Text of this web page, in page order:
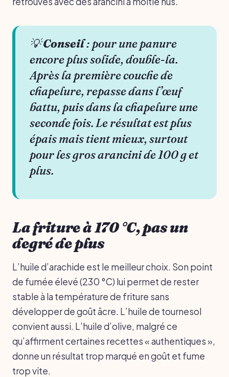
💡Conseil: pour une panure
encore plus solide, double-la.
Après la première couche de
chapelure, repasse dans l’œuf
battu, puis dans la chapelure une
seconde fois. Le résultat est plus
épais mais tient mieux, surtout
pour les gros arancini de 100 g et
plus.
La friture à 170 °C, pas un
degré de plus
L’huile d’arachide est le meilleur choix. Son point
de fumée élevé (230 °C) lui permet de rester
stable à la température de friture sans
développer de goût âcre. L’huile de tournesol
convient aussi. L’huile d’olive, malgré ce
qu’affirment certaines recettes « authentiques »,
donne un résultat trop marqué en goût et fume
trop vite.